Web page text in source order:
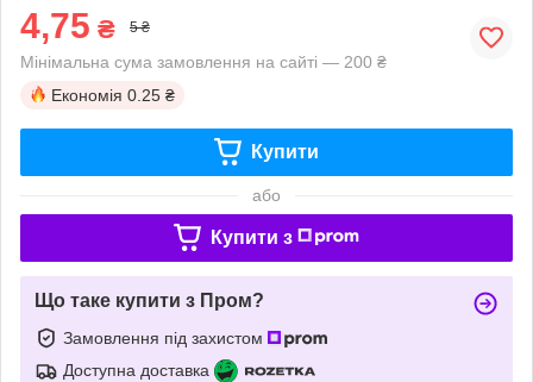
4,75 ₴ 5 ₴
Мінімальна сума замовлення на сайті — 200 ₴
Економія 0.25 ₴
Купити
або
Купити з
Що таке купити з Пром?
Замовлення під захистом
Доступна доставка